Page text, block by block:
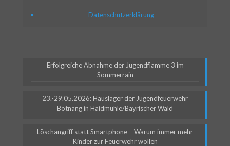
Datenschutzerklärung
Erfolgreiche Abnahme der Jugendflamme 3 im
Sommerrain
23.-29.05.2026: Hauslager der Jugendfeuerwehr
Botnang in Haidmühle/Bayrischer Wald
Löschangriff statt Smartphone – Warum immer mehr
Kinder zur Feuerwehr wollen